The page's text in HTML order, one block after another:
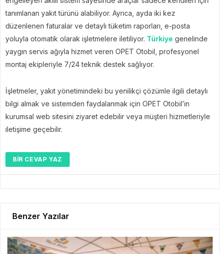
tanımlanan yakıt türünü alabiliyor. Ayrıca, ayda iki kez
düzenlenen faturalar ve detaylı tüketim raporları, e-posta
yoluyla otomatik olarak işletmelere iletiliyor. Türkiye genelinde
yaygın servis ağıyla hizmet veren OPET Otobil, profesyonel
montaj ekipleriyle 7/24 teknik destek sağlıyor.
İşletmeler, yakıt yönetimindeki bu yenilikçi çözümle ilgili detaylı
bilgi almak ve sistemden faydalanmak için OPET Otobil’in
kurumsal web sitesini ziyaret edebilir veya müşteri hizmetleriyle
iletişime geçebilir.
BIR CEVAP YAZ
Benzer Yazılar